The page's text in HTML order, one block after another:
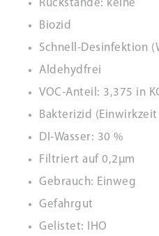
Rückstände: keine
Biozid
Schnell-Desinfektion
Aldehydfrei
VOC-Anteil: 3,375 in
Bakterizid
DI-Wasser: 30 %
Filtriert auf 0,2µm
Gebrauch: Einweg
Gefahrgut
Gelistet: IHO